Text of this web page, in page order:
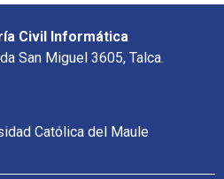
Civil Informática
San Miguel 3605, Talca.
Católica del Maule